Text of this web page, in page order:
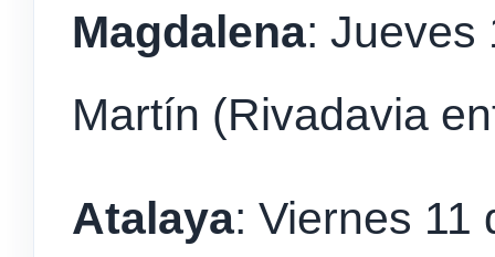
Magdalena: Jueves
Martín (Rivadavia
Atalaya: Viernes 11